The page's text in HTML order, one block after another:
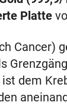
Platte
Cancer)
dem